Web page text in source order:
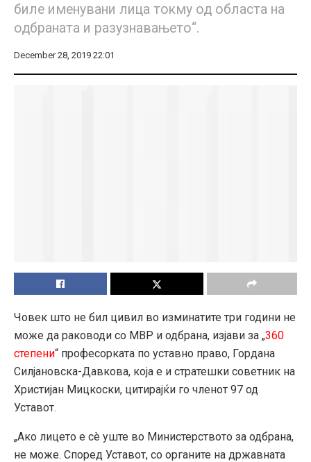
биле именувани лица токму од областа на
одбраната и разузнавањето“.
December 28, 2019 22:01
Човек што не бил цивил во изминатите три години не
може да раководи со МВР и одбрана, изјави за „360
степени“ професорката по уставно право, Гордана
Силјановска-Давкова, која е и стратешки советник на
Христијан Мицкоски, цитирајќи го членот 97 од
Уставот.
„Ако лицето е сè уште во Министерството за одбрана,
не може. Според Уставот, со органите на државната